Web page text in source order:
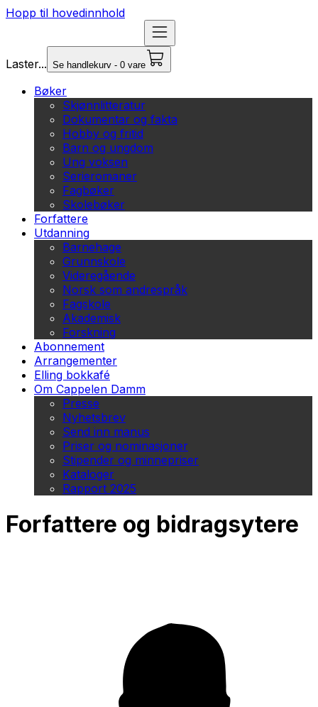
Hopp til hovedinnhold
Laster... Se handlekurv - 0 vare
Bøker
Skjønnlitteratur
Dokumentar og fakta
Hobby og fritid
Barn og ungdom
Ung voksen
Serieromaner
Fagbøker
Skolebøker
Forfattere
Utdanning
Barnehage
Grunnskole
Videregående
Norsk som andrespråk
Fagskole
Akademisk
Forskning
Abonnement
Arrangementer
Elling bokkafé
Om Cappelen Damm
Presse
Nyhetsbrev
Send inn manus
Priser og nominasjoner
Stipender og minnepriser
Kataloger
Rapport 2025
Forfattere og bidragsytere